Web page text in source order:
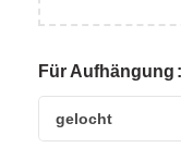
Für Aufhängung